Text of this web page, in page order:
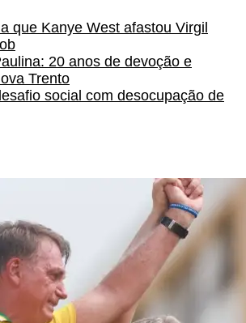
que Kanye West afastou Virgil
20 anos de devoção e
Trento
social com desocupação de